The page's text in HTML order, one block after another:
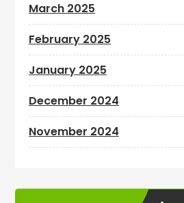
March 2025
February 2025
January 2025
December 2024
November 2024